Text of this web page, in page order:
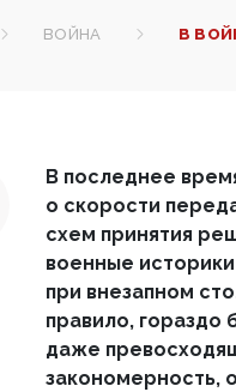
ВОЙНА В
В последнее
о скорости
схем принятия
военные
при внезапном
правило, гораздо
даже
закономерность,